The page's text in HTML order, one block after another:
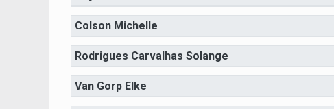
Colson Michelle
Rodrigues Carvalhas Solange
Van Gorp Elke